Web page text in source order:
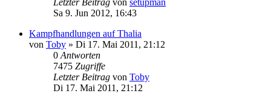
Sa 9. Jun 2012, 16:43
Kampfhandlungen auf Thalia
von Toby » Di 17. Mai 2011, 21:12
0 Antworten
7475 Zugriffe
Letzter Beitrag von Toby
Di 17. Mai 2011, 21:12